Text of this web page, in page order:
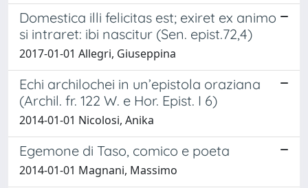
Domestica illi felicitas est; exiret ex animo
si intraret: ibi nascitur (Sen. epist.72,4)
2017-01-01 Allegri, Giuseppina
Echi archilochei in un’epistola oraziana
(Archil. fr. 122 W. e Hor. Epist. I 6)
2014-01-01 Nicolosi, Anika
Egemone di Taso, comico e poeta
2014-01-01 Magnani, Massimo